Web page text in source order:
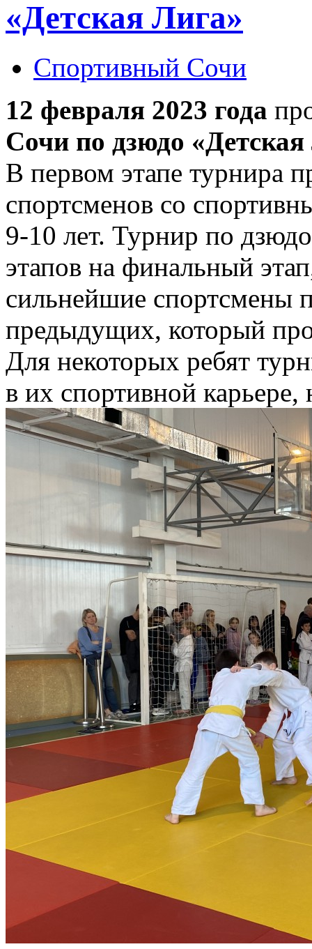
«Детская Лига»
Спортивный Сочи
12 февраля 2023 года
Сочи по дзюдо
В первом этапе турнира
спортсменов со
9-10 лет. Турнир по
этапов на финальный
сильнейшие спортсмены
предыдущих, который
Для некоторых ребят
в их спортивной